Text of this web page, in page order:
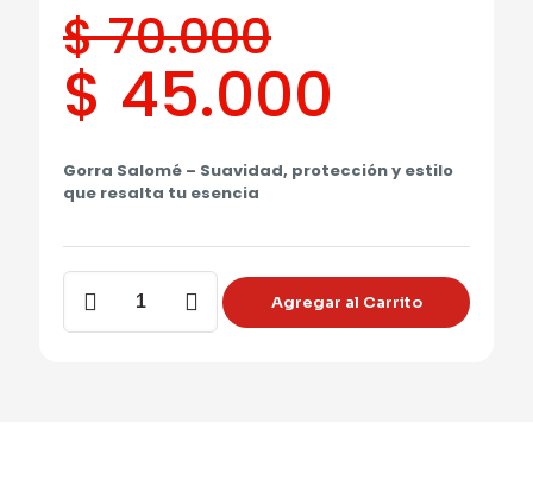
$70.000
Original
price
was:
$ 70.000.
$ 45.000
price
is:
$
Gorra Salomé – Suavidad, protección y estilo
que resalta tu esencia
GORRA
SALOME
cantidad
Agregar al Carrito